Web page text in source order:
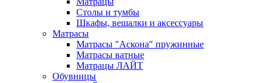
Столы и тумбы
Шкафы, вешалки и аксессуары
Матрасы
Матрасы "Аскона" пружинные
Матрасы ватные
Матрацы ЛАЙТ
Обувницы